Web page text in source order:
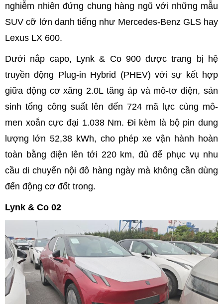
nghiễm nhiên đứng chung hàng ngũ với những mẫu
SUV cỡ lớn danh tiếng như Mercedes-Benz GLS hay
Lexus LX 600.
Dưới nắp capo, Lynk & Co 900 được trang bị hệ
truyền động Plug-in Hybrid (PHEV) với sự kết hợp
giữa động cơ xăng 2.0L tăng áp và mô-tơ điện, sản
sinh tổng công suất lên đến 724 mã lực cùng mô-
men xoắn cực đại 1.038 Nm. Đi kèm là bộ pin dung
lượng lớn 52,38 kWh, cho phép xe vận hành hoàn
toàn bằng điện lên tới 220 km, đủ để phục vụ nhu
cầu di chuyển nội đô hàng ngày mà không cần dùng
đến động cơ đốt trong.
Lynk & Co 02